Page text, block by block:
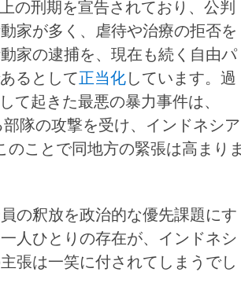
の刑期を宣告されており、公判
家が多く、虐待や治療の拒否を
家の逮捕を、現在も続く自由パ
るとして正当化しています。過
て起きた最悪の暴力事件は、
隊の攻撃を受け、インドネシア
ことで同地方の緊張は高まりま
の釈放を政治的な優先課題にす
人ひとりの存在が、インドネシ
張は一笑に付されてしまうでし